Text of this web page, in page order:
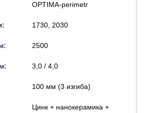
OPTIMA-perimetr
1730, 2030
2500
3,0 / 4,0
100 мм (3 изгиба)
Цинк + нанокерамика +